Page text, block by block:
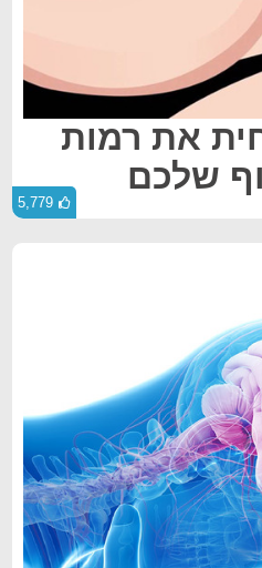
את רמות
שלכם
5,779